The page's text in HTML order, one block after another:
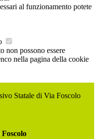
al funzionamento potete
non possono essere
nella pagina della cookie
Statale di Via Foscolo